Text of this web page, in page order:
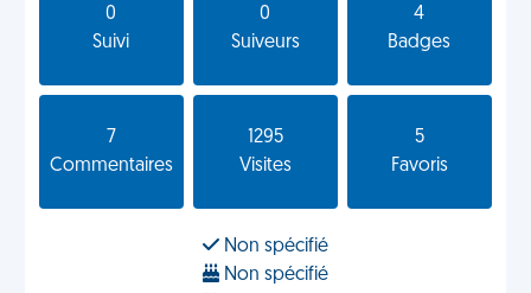
0
Suivi
0
Suiveurs
4
Badges
7
Commentaires
1295
Visites
5
Favoris
Non spécifié
Non spécifié